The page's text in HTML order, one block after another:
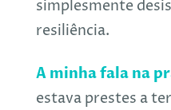
simplesmente
resiliência.
A minha fala na
estava prestes a